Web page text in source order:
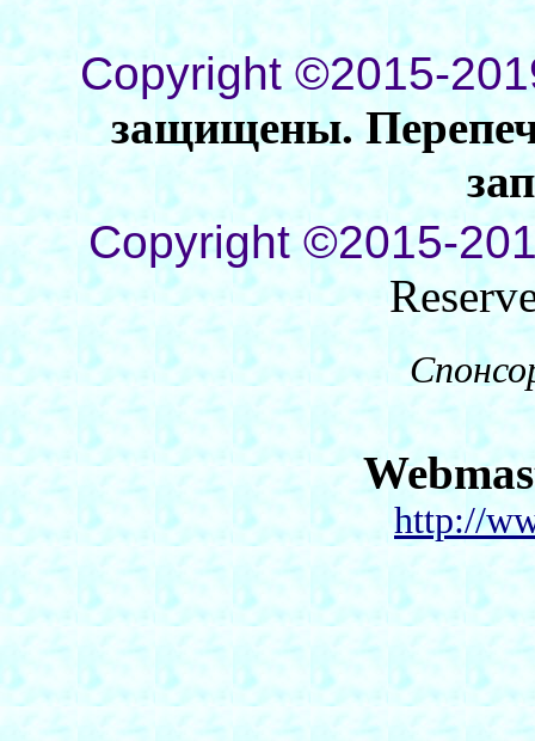
Copyright ©2015-
защищены.
Copyright ©2015-
http://